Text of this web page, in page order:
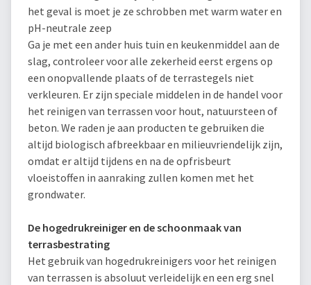
het geval is moet je ze schrobben met warm water en
pH-neutrale zeep
Ga je met een ander huis tuin en keukenmiddel aan de
slag, controleer voor alle zekerheid eerst ergens op
een onopvallende plaats of de terrastegels niet
verkleuren. Er zijn speciale middelen in de handel voor
het reinigen van terrassen voor hout, natuursteen of
beton. We raden je aan producten te gebruiken die
altijd biologisch afbreekbaar en milieuvriendelijk zijn,
omdat er altijd tijdens en na de opfrisbeurt
vloeistoffen in aanraking zullen komen met het
grondwater.
De hogedrukreiniger en de schoonmaak van
terrasbestrating
Het gebruik van hogedrukreinigers voor het reinigen
van terrassen is absoluut verleidelijk en een erg snel